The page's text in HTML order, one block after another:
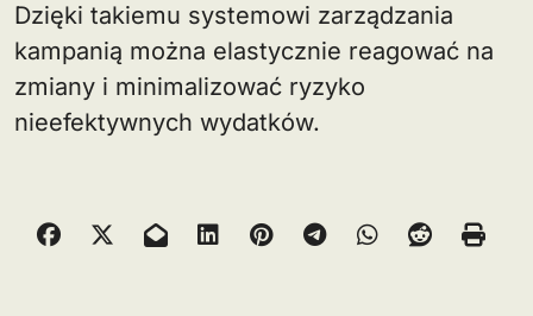
Dzięki takiemu systemowi zarządzania
kampanią można elastycznie reagować na
zmiany i minimalizować ryzyko
nieefektywnych wydatków.